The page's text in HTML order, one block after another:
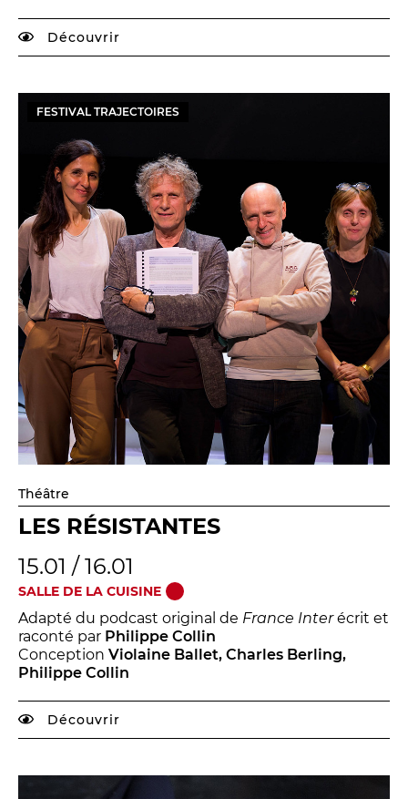
Découvrir
FESTIVAL TRAJECTOIRES
Théâtre
LES RÉSISTANTES
15.01 / 16.01
SALLE DE LA CUISINE
Adapté du podcast original de France Interécrit et
raconté par Philippe Collin
Conception Violaine Ballet, Charles Berling,
Philippe Collin
Découvrir